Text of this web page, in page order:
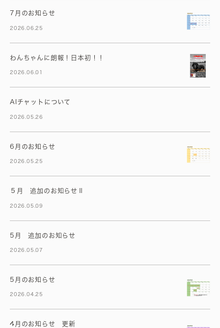
7月のお知らせ
2026.06.25
わんちゃんに朗報！日本初！！
2026.06.01
AIチャットについて
2026.05.26
6月のお知らせ
2026.05.25
５月 追加のお知らせⅡ
2026.05.09
5月 追加のお知らせ
2026.05.07
5月のお知らせ
2026.04.25
4月のお知らせ 更新